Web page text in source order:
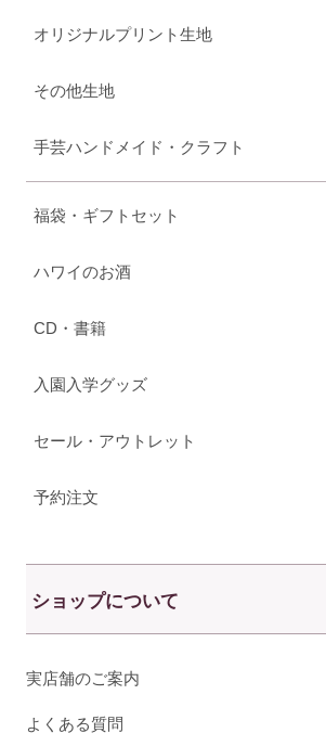
オリジナルプリント生地
その他生地
手芸ハンドメイド・クラフト
福袋・ギフトセット
ハワイのお酒
CD・書籍
入園入学グッズ
セール・アウトレット
予約注文
ショップについて
実店舗のご案内
よくある質問